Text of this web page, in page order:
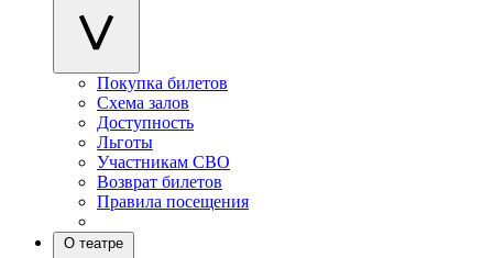
Покупка билетов
Схема залов
Доступность
Льготы
Участникам СВО
Возврат билетов
Правила посещения
О театре